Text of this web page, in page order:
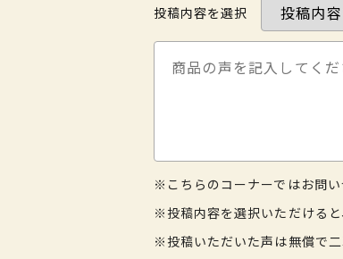
投稿内容を選択
※こちらのコーナーではお問い
※投稿内容を選択いただけると
※投稿いただいた声は無償で